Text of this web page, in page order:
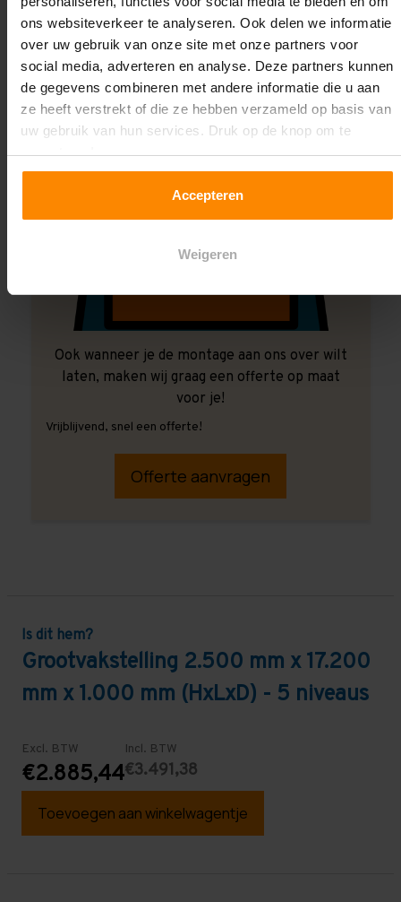
ons websiteverkeer te analyseren. Ook delen we informatie
over uw gebruik van onze site met onze partners voor
social media, adverteren en analyse. Deze partners kunnen
de gegevens combineren met andere informatie die u aan
ze heeft verstrekt of die ze hebben verzameld op basis van
uw gebruik van hun services. Druk op de knop om te
accepteren!
Accepteren
Weigeren
Ook wanneer je de montage aan ons over wilt
laten, maken wij graag een offerte op maat
voor je!
Vrijblijvend, snel een offerte!
Offerte aanvragen
Is dit hem?
Grootvakstelling 2.500 mm x 17.200
mm x 1.000 mm (HxLxD) - 5 niveaus
Excl. BTW
€2.885,44
Incl. BTW
€3.491,38
Toevoegen aan winkelwagentje